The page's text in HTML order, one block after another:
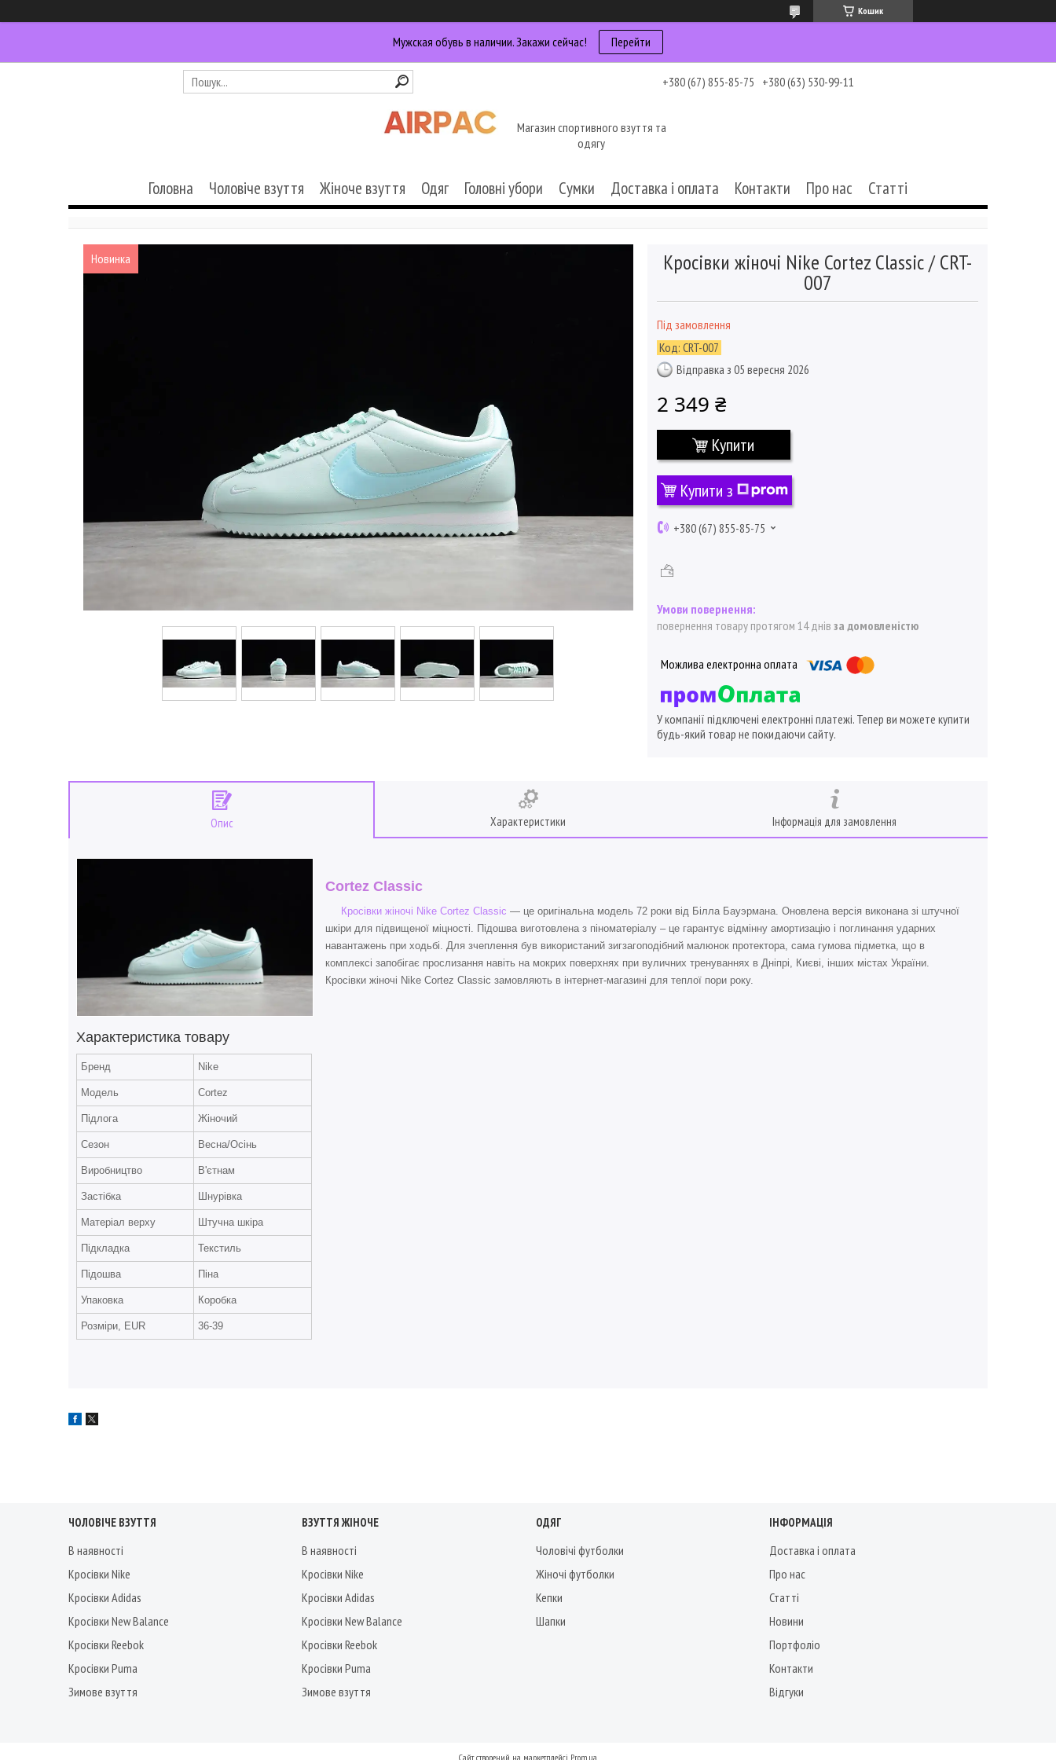
Кошик
Мужская обувь в наличии. Закажи сейчас! Перейти
+380 (67) 855-85-75 +380 (63) 530-99-11
Магазин спортивного взуття та
одягу
Головна Чоловіче взуття Жіноче взуття Одяг Головні убори Сумки Доставка і оплата Контакти Про нас Статті
Новинка Кросівки жіночі Nike Cortez Classic / CRT-
007
Під замовлення
Код: CRT-007
Відправка з 05 вересня 2026
2 349 ₴
Купити
Купити з
+380 (67) 855-85-75
повернення товару протягом 14 днів за домовленістю
У компанії підключені електронні платежі. Тепер ви можете купити
будь-який товар не покидаючи сайту.
Опис Характеристики Інформація для замовлення
Cortez Classic
Кросівки жіночі Nike Cortez Classic — це оригінальна модель 72 роки від Білла Бауэрмана. Оновлена версія виконана зі штучної
шкіри для підвищеної міцності. Підошва виготовлена з піноматеріалу – це гарантує відмінну амортизацію і поглинання ударних
навантажень при ходьбі. Для зчеплення був використаний зигзагоподібний малюнок протектора, сама гумова підметка, що в
комплексі запобігає прослизання навіть на мокрих поверхнях при вуличних тренуваннях в Дніпрі, Києві, інших містах України.
Кросівки жіночі Nike Cortez Classic замовляють в інтернет-магазині для теплої пори року.
Характеристика товару
Бренд Nike
Модель Cortez
Підлога Жіночий
Сезон Весна/Осінь
Виробництво В'єтнам
Застібка Шнурівка
Матеріал верху Штучна шкіра
Підкладка Текстиль
Підошва Піна
Упаковка Коробка
Розміри, EUR 36-39
ЧОЛОВІЧЕ ВЗУТТЯ
В наявності
Кросівки Nike
Кросівки Adidas
Кросівки New Balance
Кросівки Reebok
Кросівки Puma
Зимове взуття
ВЗУТТЯ ЖІНОЧЕ
В наявності
Кросівки Nike
Кросівки Adidas
Кросівки New Balance
Кросівки Reebok
Кросівки Puma
Зимове взуття
ОДЯГ
Чоловічі футболки
Жіночі футболки
Кепки
Шапки
ІНФОРМАЦІЯ
Доставка і оплата
Про нас
Статті
Новини
Портфоліо
Контакти
Відгуки
Сайт створений на маркетплейсі Prom.ua